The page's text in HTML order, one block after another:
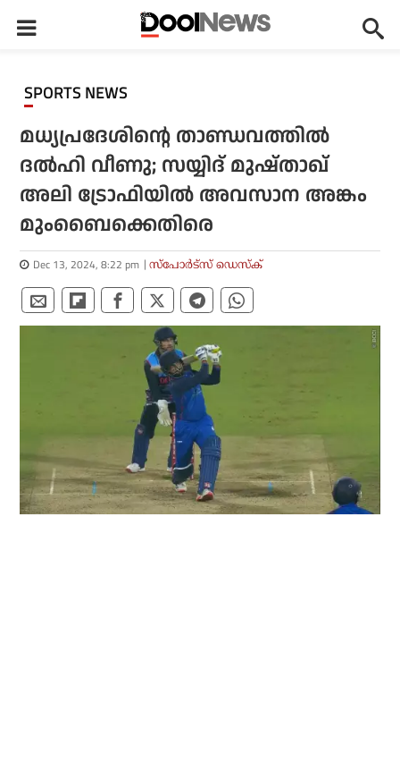
SPORTS NEWS
മധ്യപ്രദേശിന്റെ താണ്ഡവത്തില്‍
ദല്‍ഹി വീണു; സയ്യിദ് മുഷ്താഖ്
അലി ട്രോഫിയില്‍ അവസാന അങ്കം
മുംബൈക്കെതിരെ
Dec 13, 2024, 8:22 pm സ്പോര്‍ട്സ് ഡെസ്‌ക്